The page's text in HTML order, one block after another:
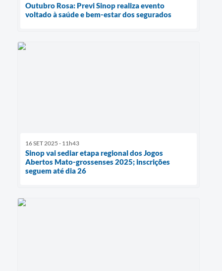
Outubro Rosa: Previ Sinop realiza evento
voltado à saúde e bem-estar dos segurados
16 SET 2025 - 11h43
Sinop vai sediar etapa regional dos Jogos
Abertos Mato-grossenses 2025; inscrições
seguem até dia 26